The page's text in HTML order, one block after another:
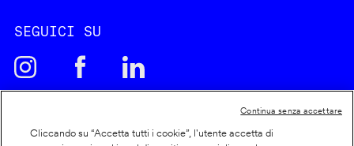
SEGUICI SU
Cliccando su “Accetta tutti i cookie”, l'utente accetta di
Continua senza accettare